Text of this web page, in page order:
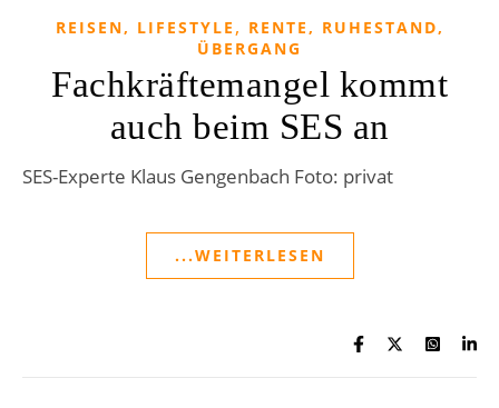
REISEN, LIFESTYLE , RENTE, RUHESTAND,
ÜBERGANG
Fachkräftemangel kommt
auch beim SES an
SES-Experte Klaus Gengenbach Foto: privat
...WEITERLESEN